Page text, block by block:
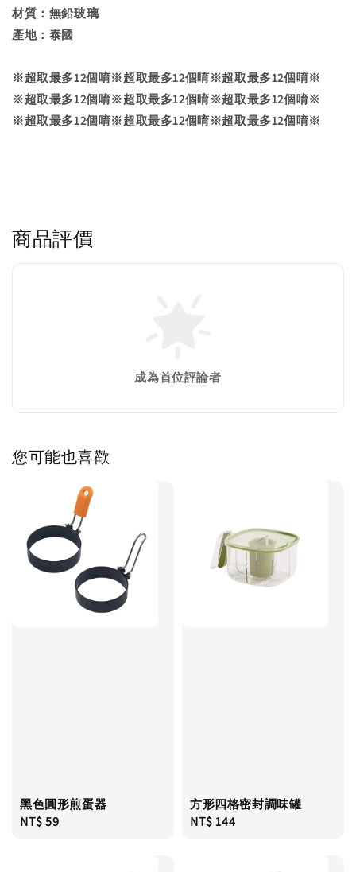
材質：無鉛玻璃
產地：泰國
※超取最多12個唷※超取最多12個唷※超取最多12個唷※
※超取最多12個唷※超取最多12個唷※超取最多12個唷※
※超取最多12個唷※超取最多12個唷※超取最多12個唷※
商品評價
成為首位評論者
您可能也喜歡
黑色圓形煎蛋器
Regular
NT$ 59
方形四格密封調味罐
Regular
NT$ 144